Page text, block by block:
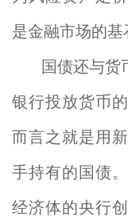
是金融市场的基
国债还与货
银行投放货币
而言之就是用
手持有的国债
经济体的央行